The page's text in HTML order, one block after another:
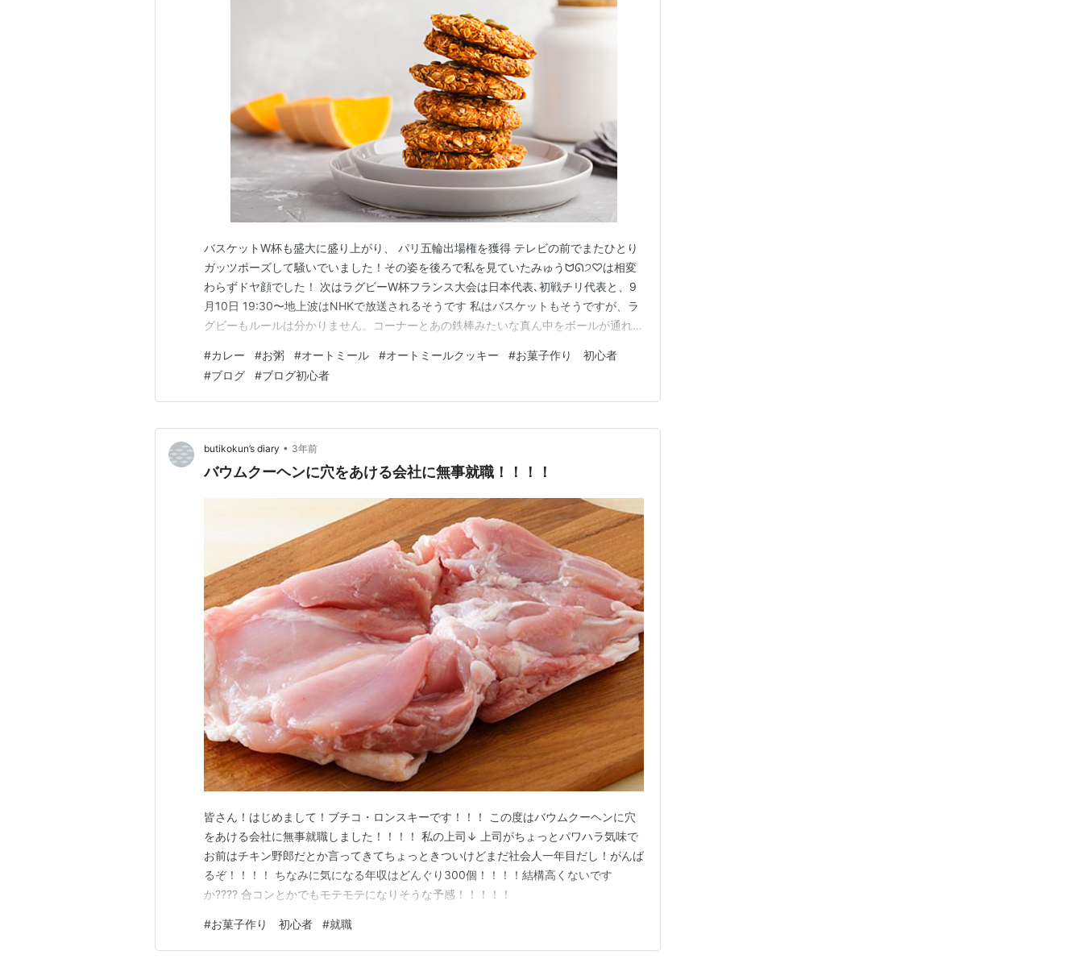
バスケットW杯も盛大に盛り上がり、 パリ五輪出場権を獲得 テレビの前でまたひとり
ガッツポーズして騒いでいました！その姿を後ろで私を見ていたみゅうᗢᘏ੭♡は相変
わらずドヤ顔でした！ 次はラグビーW杯フランス大会は日本代表､初戦チリ代表と、9
月10日 19:30〜地上波はNHKで放送されるそうです 私はバスケットもそうですが、ラ
グビーもルールは分かりません。コーナーとあの鉄棒みたいな真ん中をボールが通れば
の鉄棒みたいなところで点数が入ったらガッツポーズしてると思います ラグビーはル
ールは教えてもらわないと私ひとりでは分か…
#カレー #お粥 #オートミール #オートミールクッキー #お菓子作り 初心者
#ブログ #ブログ初心者
butikokun’s diary • 3年前
バウムクーヘンに穴をあける会社に無事就職！！！！
皆さん！はじめまして！ブチコ・ロンスキーです！！！ この度はバウムクーヘンに穴
をあける会社に無事就職しました！！！！ 私の上司↓ 上司がちょっとパワハラ気味で
お前はチキン野郎だとか言ってきてちょっときついけどまだ社会人一年目だし！がんば
るぞ！！！！ ちなみに気になる年収はどんぐり300個！！！！結構高くないです
か???? 合コンとかでもモテモテになりそうな予感！！！！！
#お菓子作り 初心者 #就職